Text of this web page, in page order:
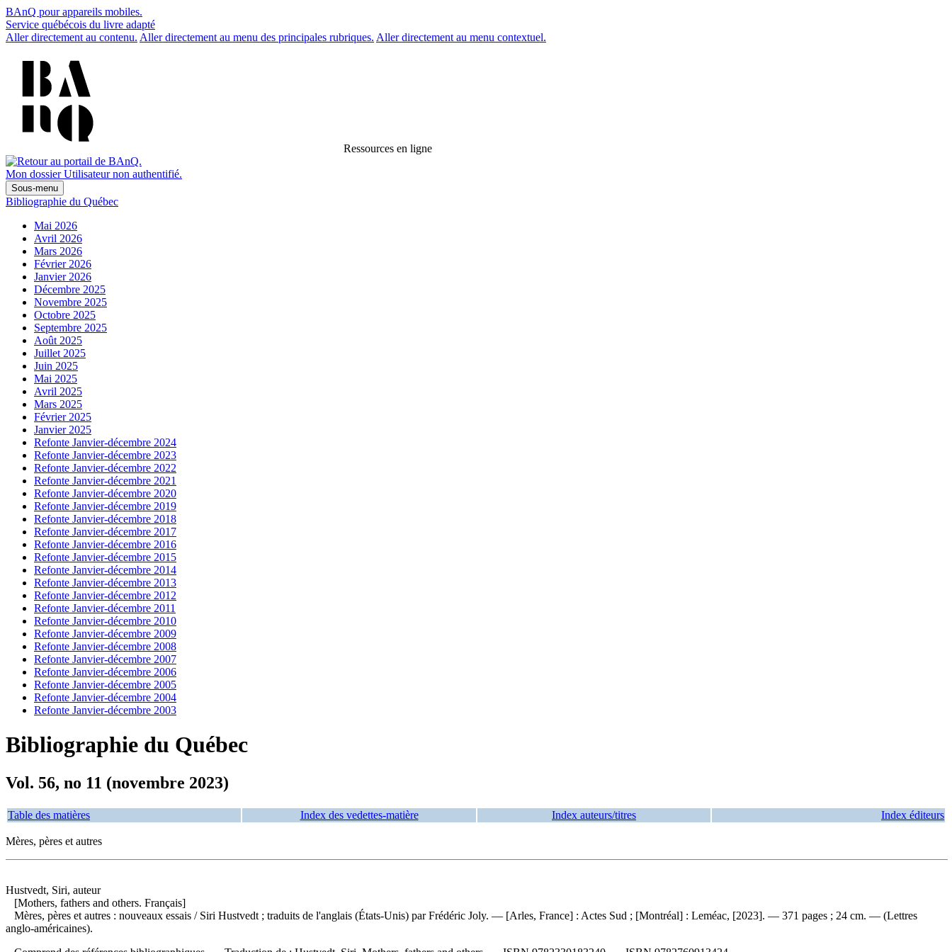
BAnQ pour appareils mobiles.
Service québécois du livre adapté
Aller directement au contenu. Aller directement au menu des principales rubriques. Aller directement au menu contextuel.
Ressources en ligne
Mon dossier Utilisateur non authentifié.
Sous-menu
Bibliographie du Québec
Mai 2026
Avril 2026
Mars 2026
Février 2026
Janvier 2026
Décembre 2025
Novembre 2025
Octobre 2025
Septembre 2025
Août 2025
Juillet 2025
Juin 2025
Mai 2025
Avril 2025
Mars 2025
Février 2025
Janvier 2025
Refonte Janvier-décembre 2024
Refonte Janvier-décembre 2023
Refonte Janvier-décembre 2022
Refonte Janvier-décembre 2021
Refonte Janvier-décembre 2020
Refonte Janvier-décembre 2019
Refonte Janvier-décembre 2018
Refonte Janvier-décembre 2017
Refonte Janvier-décembre 2016
Refonte Janvier-décembre 2015
Refonte Janvier-décembre 2014
Refonte Janvier-décembre 2013
Refonte Janvier-décembre 2012
Refonte Janvier-décembre 2011
Refonte Janvier-décembre 2010
Refonte Janvier-décembre 2009
Refonte Janvier-décembre 2008
Refonte Janvier-décembre 2007
Refonte Janvier-décembre 2006
Refonte Janvier-décembre 2005
Refonte Janvier-décembre 2004
Refonte Janvier-décembre 2003
Bibliographie du Québec
Vol. 56, no 11 (novembre 2023)
Table des matières Index des vedettes-matière Index auteurs/titres Index éditeurs
Mères, pères et autres
Hustvedt, Siri, auteur
[Mothers, fathers and others. Français]
Mères, pères et autres : nouveaux essais / Siri Hustvedt ; traduits de l'anglais (États-Unis) par Frédéric Joly. — [Arles, France] : Actes Sud ; [Montréal] : Leméac, [2023]. — 371 pages ; 24 cm. — (Lettres
anglo-américaines).